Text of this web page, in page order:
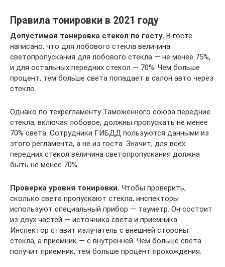
Правила тонировки в 2021 году
Допустимая тонировка стекол по госту. В госте
написано, что для лобового стекла величина
светопропускания для лобового стекла — не менее 75%,
и для остальных передних стекол — 70%. Чем больше
процент, тем больше света попадает в салон авто через
стекло.
Однако по техрегламенту Таможенного союза передние
стекла, включая лобовое, должны пропускать не менее
70% света. Сотрудники ГИБДД пользуются данными из
этого регламента, а не из госта. Значит, для всех
передних стекол величина светопропускания должна
быть не менее 70%.
Проверка уровня тонировки. Чтобы проверить,
сколько света пропускают стекла, инспекторы
используют специальный прибор — тауметр. Он состоит
из двух частей — источника света и приемника.
Инспектор ставит излучатель с внешней стороны
стекла, а приемник — с внутренней. Чем больше света
получит приемник, тем больше процент прохождения.